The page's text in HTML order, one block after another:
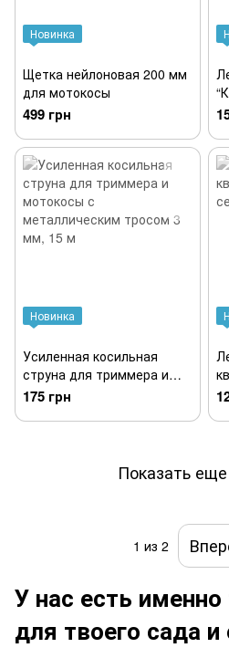
Новинка
Щетка нейлоновая 200 мм
для мотокосы
499 грн
Новинка
Усиленная косильная
струна для триммера и
мотокосы с
металлическим тросом 3
175 грн
Показать
1 из 2
У нас есть
для твоего сада и